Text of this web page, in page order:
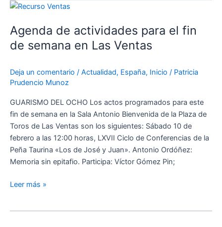
Agenda de actividades para el fin
de semana en Las Ventas
Deja un comentario / Actualidad, España, Inicio / Patricia
Prudencio Munoz
GUARISMO DEL OCHO Los actos programados para este
fin de semana en la Sala Antonio Bienvenida de la Plaza de
Toros de Las Ventas son los siguientes: Sábado 10 de
febrero a las 12:00 horas, LXVII Ciclo de Conferencias de la
Peña Taurina «Los de José y Juan». Antonio Ordóñez:
Memoria sin epitafio. Participa: Víctor Gómez Pin;
Agenda
actividades
para
el
de
semana
en
Las
Ventas
Leer más »